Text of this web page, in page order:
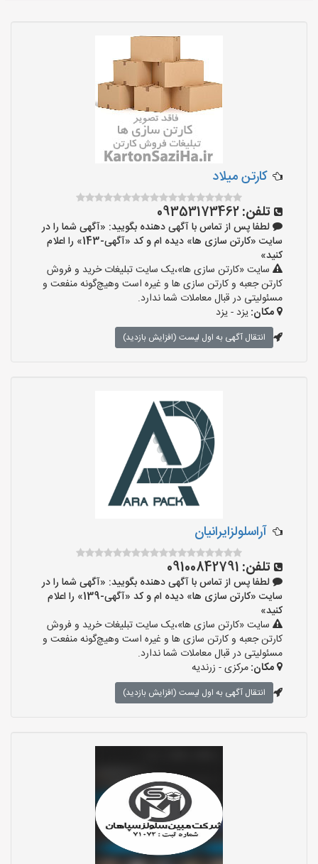
کارتن میلاد
تلفن:09353173462
لطفا پس از تماس با آگهی دهنده بگویید: «آگهی شما را در
سایت «کارتن سازی ها» دیده ام و کد «آگهی-143» را اعلام
کنید»
سایت «کارتن سازی ها»،یک سایت تبلیغات خرید و فروش
کارتن جعبه و کارتن سازی ها و غیره است وهیچ‌گونه منفعت و
مسئولیتی در قبال معاملات شما ندارد.
مکان:یزد - یزد
انتقال آگهی به اول لیست (افزایش بازدید)
آراسلولزایرانیان
تلفن: 09100842791
لطفا پس از تماس با آگهی دهنده بگویید: «آگهی شما را در
سایت «کارتن سازی ها» دیده ام و کد «آگهی-139» را اعلام
کنید»
سایت «کارتن سازی ها»،یک سایت تبلیغات خرید و فروش
کارتن جعبه و کارتن سازی ها و غیره است وهیچ‌گونه منفعت و
مسئولیتی در قبال معاملات شما ندارد.
مکان:مرکزی - زرندیه
انتقال آگهی به اول لیست (افزایش بازدید)